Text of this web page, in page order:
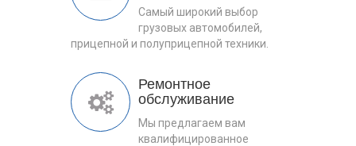
Самый широкий выбор
грузовых автомобилей,
прицепной и полуприцепной техники.
Ремонтное
обслуживание
Мы предлагаем вам
квалифицированное